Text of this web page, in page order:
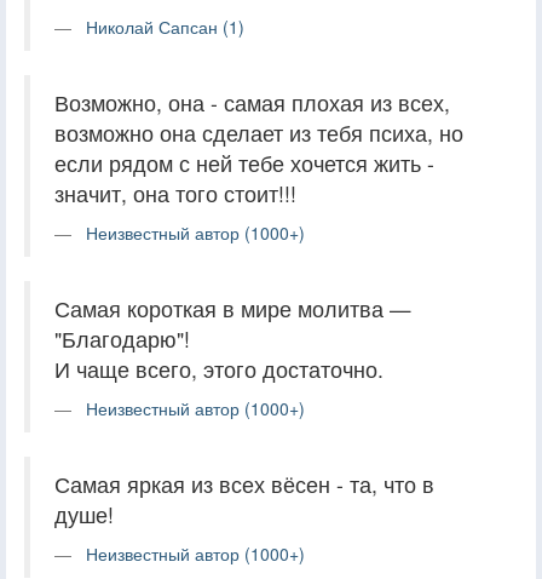
Николай Сапсан (1)
Возможно, она - самая плохая из всех,
возможно она сделает из тебя психа, но
если рядом с ней тебе хочется жить -
значит, она того стоит!!!
Неизвестный автор (1000+)
Самая короткая в мире молитва —
"Благодарю"!
И чаще всего, этого достаточно.
Неизвестный автор (1000+)
Самая яркая из всех вёсен - та, что в
душе!
Неизвестный автор (1000+)